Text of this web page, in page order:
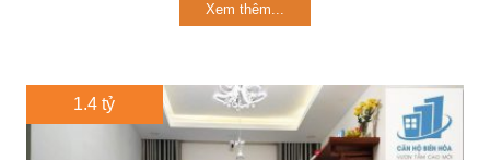
Xem thêm...
1.4 tỷ